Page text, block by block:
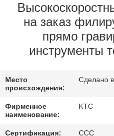
ПРОВЕРКА
КАЧЕСТВА
МЫ
СПРОСИТЕ
на заказ
прямо
инструменты
Место
происхождения:
Сделано
Фирменное
наименование:
KTC
Сертификация: CCC